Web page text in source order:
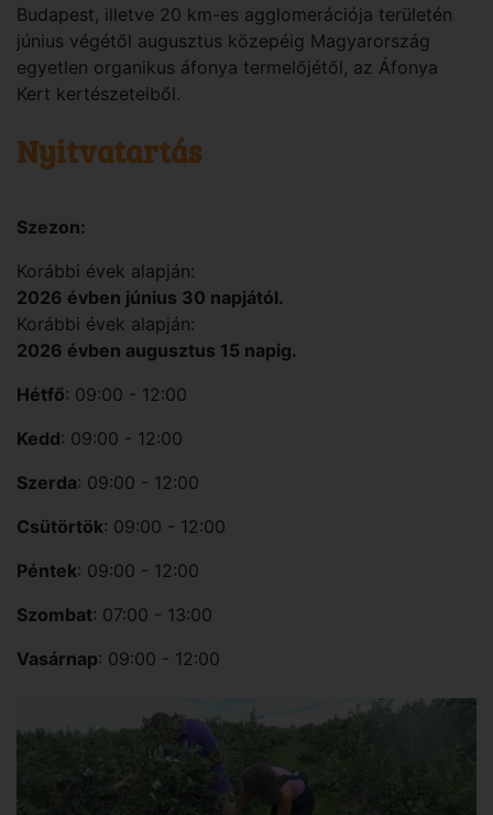
Budapest, illetve 20 km-es agglomerációja területén
június végétől augusztus közepéig Magyarország
egyetlen organikus áfonya termelőjétől, az Áfonya
Kert kertészeteiből.
Nyitvatartás
Szezon:
Korábbi évek alapján:
2026 évben június 30 napjától.
Korábbi évek alapján:
2026 évben augusztus 15 napig.
Hétfő: 09:00 - 12:00
Kedd: 09:00 - 12:00
Szerda: 09:00 - 12:00
Csütörtök: 09:00 - 12:00
Péntek: 09:00 - 12:00
Szombat: 07:00 - 13:00
Vasárnap: 09:00 - 12:00